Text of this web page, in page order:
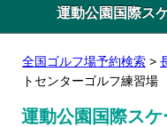
運動公園国際ス
全国ゴルフ場予約検索 >
トセンターゴルフ練習場
運動公園国際ス